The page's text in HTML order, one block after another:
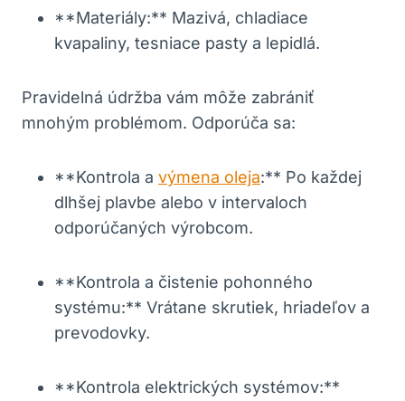
**Materiály:** ⁤Mazivá, chladiace
‍kvapaliny, tesniace pasty a lepidlá.
Pravidelná údržba vám môže zabrániť
mnohým problémom. Odporúča sa:
**Kontrola a ⁣ výmena oleja:** Po​ každej
dlhšej plavbe‍ alebo v ⁢intervaloch
odporúčaných výrobcom.
**Kontrola ​a čistenie pohonného
systému:** Vrátane skrutiek, hriadeľov ⁤a
prevodovky.
**Kontrola elektrických systémov:**